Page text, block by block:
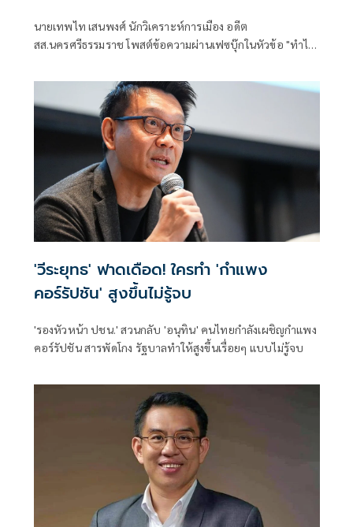
นายเทพไท เสนพงศ์ นักวิเคราะห์การเมือง อดีต
สส.นครศรีธรรมราช โพสต์ข้อความผ่านเฟซบุ๊กในหัวข้อ "ทำไม
'วีระยุทธ' ฟาดเดือด! ใครทำ 'กำแพง
คอร์รัปชัน' สูงขึ้นไม่รู้จบ
'รองหัวหน้า ปชน.' สวนกลับ 'อนุทิน' คนไทยกำลังเผชิญกำแพง
คอร์รัปชัน สารพัดโกง รัฐบาลทำให้สูงขึ้นเรื่อยๆ แบบไม่รู้จบ